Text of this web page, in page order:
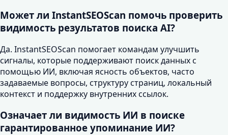
Может ли InstantSEOScan помочь проверить
видимость результатов поиска AI?
Да. InstantSEOScan помогает командам улучшить
сигналы, которые поддерживают поиск данных с
помощью ИИ, включая ясность объектов, часто
задаваемые вопросы, структуру страниц, локальный
контекст и поддержку внутренних ссылок.
Означает ли видимость ИИ в поиске
гарантированное упоминание ИИ?